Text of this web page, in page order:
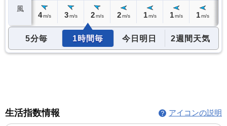
風
4 m/s 3 m/s 2 m/s 2 m/s 1 m/s 1 m/s 1m/s
5分毎 1時間毎 今日明日 2週間天気
生活指数情報 アイコンの説明